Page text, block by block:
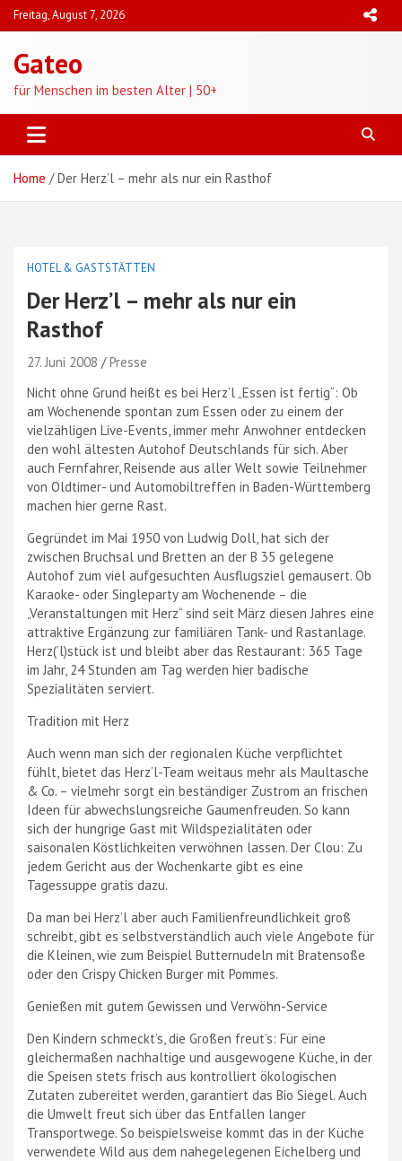
Skip
to
Freitag, August 7, 2026
Gateo
für Menschen im besten Alter | 50+
Home Der Herz’l – mehr als nur ein Rasthof
HOTEL & GASTSTÄTTEN
Der Herz’l – mehr als nur ein
Rasthof
27. Juni 2008
Presse
Nicht ohne Grund heißt es bei Herz’l „Essen ist fertig“: Ob
am Wochenende spontan zum Essen oder zu einem der
vielzähligen Live-Events, immer mehr Anwohner entdecken
den wohl ältesten Autohof Deutschlands für sich. Aber
auch Fernfahrer, Reisende aus aller Welt sowie Teilnehmer
von Oldtimer- und Automobiltreffen in Baden-Württemberg
machen hier gerne Rast.
Gegründet im Mai 1950 von Ludwig Doll, hat sich der
zwischen Bruchsal und Bretten an der B 35 gelegene
Autohof zum viel aufgesuchten Ausflugsziel gemausert. Ob
Karaoke- oder Singleparty am Wochenende – die
„Veranstaltungen mit Herz“ sind seit März diesen Jahres eine
attraktive Ergänzung zur familiären Tank- und Rastanlage.
Herz(’l)stück ist und bleibt aber das Restaurant: 365 Tage
im Jahr, 24 Stunden am Tag werden hier badische
Spezialitäten serviert.
Tradition mit Herz
Auch wenn man sich der regionalen Küche verpflichtet
fühlt, bietet das Herz’l-Team weitaus mehr als Maultasche
& Co. – vielmehr sorgt ein beständiger Zustrom an frischen
Ideen für abwechslungsreiche Gaumenfreuden. So kann
sich der hungrige Gast mit Wildspezialitäten oder
saisonalen Köstlichkeiten verwöhnen lassen. Der Clou: Zu
jedem Gericht aus der Wochenkarte gibt es eine
Tagessuppe gratis dazu.
Da man bei Herz’l aber auch Familienfreundlichkeit groß
schreibt, gibt es selbstverständlich auch viele Angebote für
die Kleinen, wie zum Beispiel Butternudeln mit Bratensoße
oder den Crispy Chicken Burger mit Pommes.
Genießen mit gutem Gewissen und Verwöhn-Service
Den Kindern schmeckt’s, die Großen freut’s: Für eine
gleichermaßen nachhaltige und ausgewogene Küche, in der
die Speisen stets frisch aus kontrolliert ökologischen
Zutaten zubereitet werden, garantiert das Bio Siegel. Auch
die Umwelt freut sich über das Entfallen langer
Transportwege. So beispielsweise kommt das in der Küche
verwendete Wild aus dem nahegelegenen Eichelberg und